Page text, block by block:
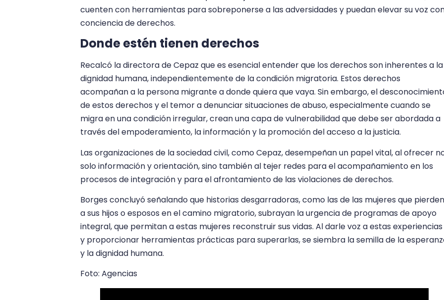
cuenten con herramientas para sobreponerse a las adversidades y puedan elevar su voz
conciencia de derechos.
Donde estén tienen derechos
Recalcó la directora de Cepaz que es esencial entender que los derechos son inherentes a la
dignidad humana, independientemente de la condición migratoria. Estos derechos
acompañan a la persona migrante a donde quiera que vaya. Sin embargo, el
de estos derechos y el temor a denunciar situaciones de abuso, especialmente cuando se
migra en una condición irregular, crean una capa de vulnerabilidad que debe ser abordada a
través del empoderamiento, la información y la promoción del acceso a la justicia.
Las organizaciones de la sociedad civil, como Cepaz, desempeñan un papel vital, al ofrecer
solo información y orientación, sino también al tejer redes para el acompañamiento en los
procesos de integración y para el afrontamiento de las violaciones de derechos.
Borges concluyó señalando que historias desgarradoras, como las de las mujeres que pierden
a sus hijos o esposos en el camino migratorio, subrayan la urgencia de programas de apoyo
integral, que permitan a estas mujeres reconstruir sus vidas. Al darle voz a estas experiencias
y proporcionar herramientas prácticas para superarlas, se siembra la semilla de la
y la dignidad humana.
Foto: Agencias